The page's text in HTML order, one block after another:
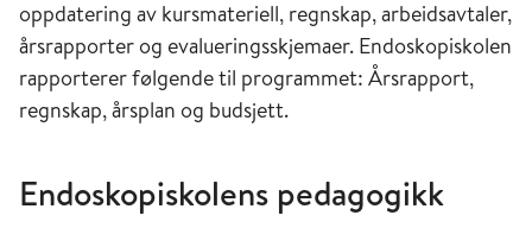
oppdatering av kursmateriell, regnskap, arbeidsavtaler,
årsrapporter og evalueringsskjemaer. Endoskopiskolen
rapporterer følgende til programmet: Årsrapport,
regnskap, årsplan og budsjett.
Endoskopiskolens pedagogikk